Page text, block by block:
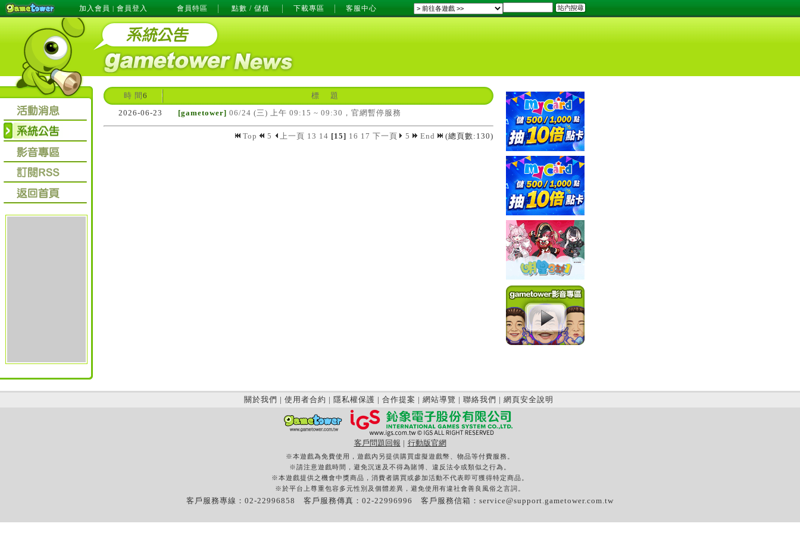
加入會員 | 會員登入 會員特區 點數 / 儲值 下載專區 客服中心
時 間 6
標 題
2026-06-23
[gametower] 06/24 (三) 上午 09:15 ~ 09:30，官網暫停服務
Top 5 上一頁 13 14 [15] 16 17 下一頁 5 End (總頁數:130)
關於我們 | 使用者合約 | 隱私權保護 | 合作提案 | 網站導覽 | 聯絡我們 | 網頁安全說明
客戶問題回報 | 行動版官網
※本遊戲為免費使用，遊戲內另提供購買虛擬遊戲幣、物品等付費服務。
※請注意遊戲時間，避免沉迷及不得為賭博、違反法令或類似之行為。
※本遊戲提供之機會中獎商品，消費者購買或參加活動不代表即可獲得特定商品。
※於平台上尊重包容多元性別及個體差異，避免使用有違社會善良風俗之言詞。
客戶服務專線：02-22996858 客戶服務傳真：02-22996996 客戶服務信箱： service@support.gametower.com.tw